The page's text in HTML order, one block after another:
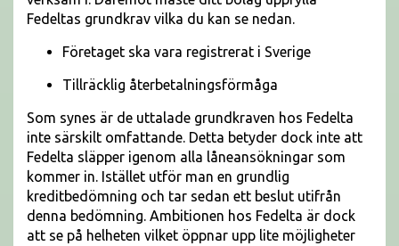
Fedeltas grundkrav vilka du kan se nedan.
Företaget ska vara registrerat i Sverige
Tillräcklig återbetalningsförmåga
Som synes är de uttalade grundkraven hos Fedelta
inte särskilt omfattande. Detta betyder dock inte att
Fedelta släpper igenom alla låneansökningar som
kommer in. Istället utför man en grundlig
kreditbedömning och tar sedan ett beslut utifrån
denna bedömning. Ambitionen hos Fedelta är dock
att se på helheten vilket öppnar upp lite möjligheter